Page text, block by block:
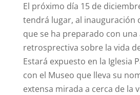
El próximo día 15 de
tendrá lugar, al inauguración
que se ha preparado con una
retrosprectiva sobre la vida
Estará expuesto en la Iglesia
con el Museo que lleva su
extensa mirada a cerca de la